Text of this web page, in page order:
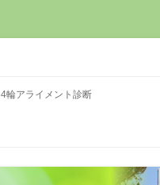
4輪アライメント診断